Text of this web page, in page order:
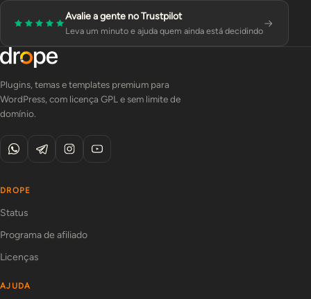
Avalie a gente no Trustpilot
Leva um minuto e ajuda quem ainda está decidindo
Plugins, temas e templates premium para
WordPress, com licença GPL e sem limite de
domínio.
DROPE
Status
Programa de afiliado
Licenças
AJUDA